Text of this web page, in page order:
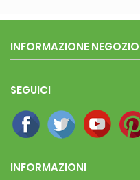
INFORMAZIONE NEGOZIO
SEGUICI
INFORMAZIONI